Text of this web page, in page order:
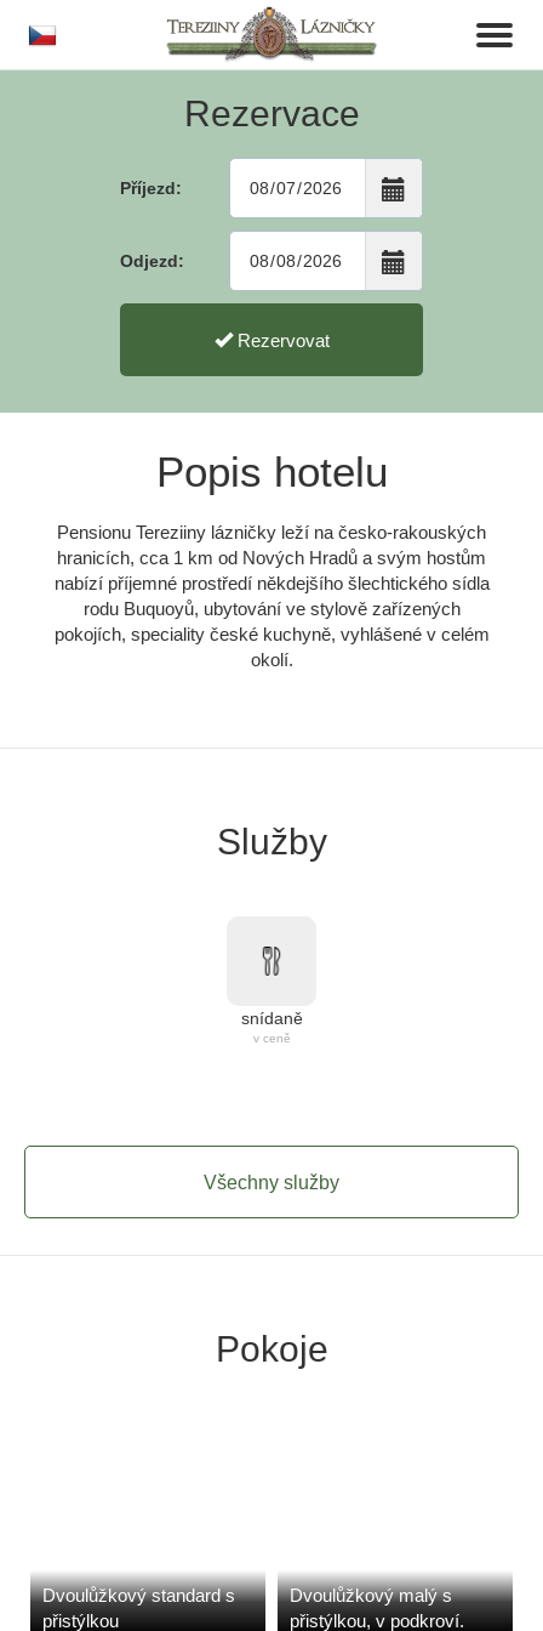
Toggle
Rezervace
Příjezd:
Odjezd:
Rezervovat
Popis hotelu
Pensionu Tereziiny lázničky leží na česko-rakouských
hranicích, cca 1 km od Nových Hradů a svým hostům
nabízí příjemné prostředí někdejšího šlechtického sídla
rodu Buquoyů, ubytování ve stylově zařízených
pokojích, speciality české kuchyně, vyhlášené v celém
okolí.
Služby
snídaně
v ceně
Všechny služby
Pokoje
Dvoulůžkový standard s
přistýlkou
Dvoulůžkový malý s
přistýlkou, v podkroví.